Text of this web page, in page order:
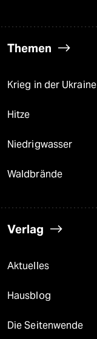
Themen
Krieg in der Ukraine
Hitze
Niedrigwasser
Waldbrände
Verlag
Aktuelles
Hausblog
Die Seitenwende